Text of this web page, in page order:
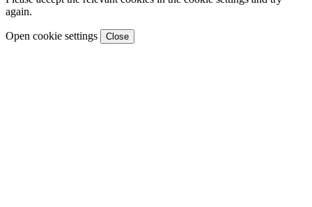
again.
Open cookie settings Close